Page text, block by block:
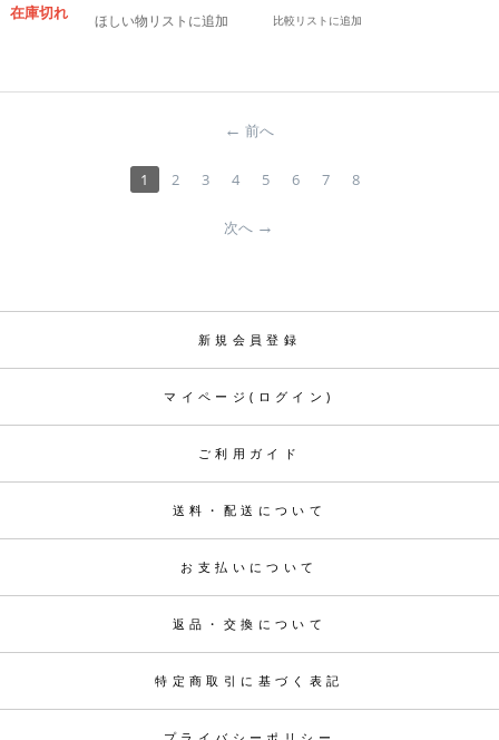
在庫切れ ほしい物リストに追加 比較リストに追加
前へ
1 2 3 4 5 6 7 8
次へ
新規会員登録
マイページ(ログイン)
ご利用ガイド
送料・配送について
お支払いについて
返品・交換について
特定商取引に基づく表記